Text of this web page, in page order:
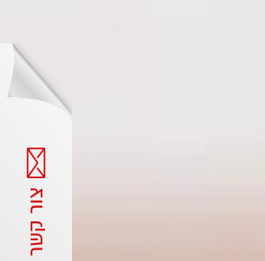
צור קשר